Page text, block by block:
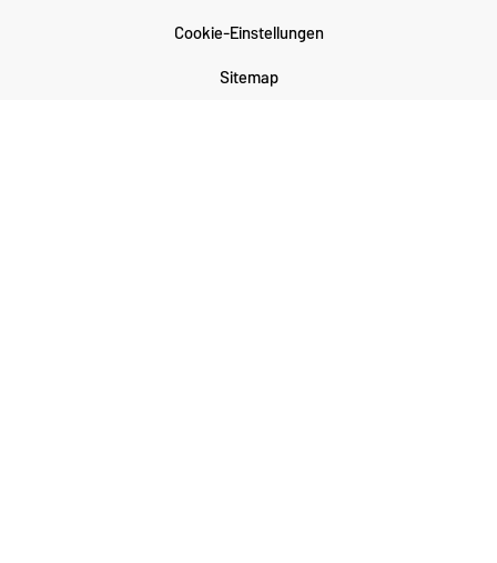
Cookie-Einstellungen
Sitemap